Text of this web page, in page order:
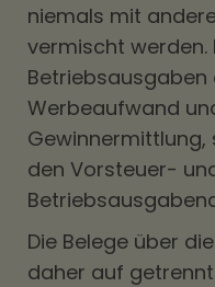
niemals mit
vermischt werden.
Werbeaufwand
den Vorsteuer-
Die Belege über
daher auf